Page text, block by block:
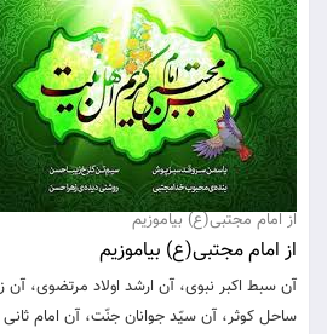
از امام مجتبی(ع) بیاموزیم
از امام مجتبی(ع) بیاموزیم
آن سبط اکبر نبوی، آن ارشد اولاد مرتضوی، آن
ساحل کوثر، آن سیّد جوانان جنّت، آن امام